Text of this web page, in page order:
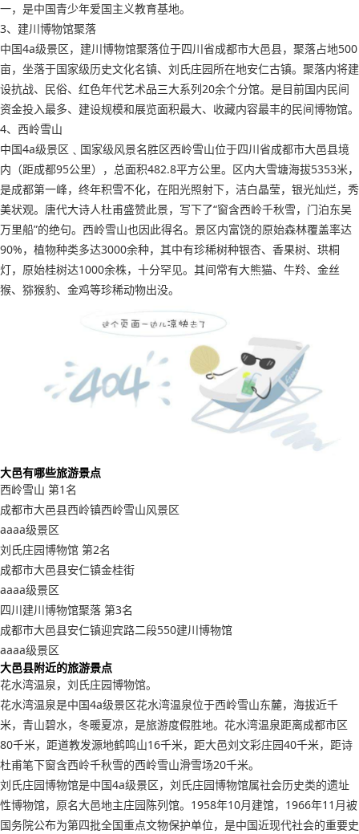
一，是中国青少年爱国主义教育基地。
3、建川博物馆聚落
中国4a级景区，建川博物馆聚落位于四川省成都市大邑县，聚落占地500
亩，坐落于国家级历史文化名镇、刘氏庄园所在地安仁古镇。聚落内将建
设抗战、民俗、红色年代艺术品三大系列20余个分馆。是目前国内民间
资金投入最多、建设规模和展览面积最大、收藏内容最丰的民间博物馆。
4、西岭雪山
中国4a级景区﹑国家级风景名胜区西岭雪山位于四川省成都市大邑县境
内（距成都95公里），总面积482.8平方公里。区内大雪塘海拔5353米，
是成都第一峰，终年积雪不化，在阳光照射下，洁白晶莹，银光灿烂，秀
美状观。唐代大诗人杜甫盛赞此景，写下了“窗含西岭千秋雪，门泊东吴
万里船”的绝句。西岭雪山也因此得名。景区内富饶的原始森林覆盖率达
90%，植物种类多达3000余种，其中有珍稀树种银杏、香果树、珙桐
灯，原始桂树达1000余株，十分罕见。其间常有大熊猫、牛羚、金丝
猴、猕猴豹、金鸡等珍稀动物出没。
大邑有哪些旅游景点
西岭雪山 第1名
成都市大邑县西岭镇西岭雪山风景区
aaaa级景区
刘氏庄园博物馆 第2名
成都市大邑县安仁镇金桂街
aaaa级景区
四川建川博物馆聚落 第3名
成都市大邑县安仁镇迎宾路二段550建川博物馆
aaaa级景区
大邑县附近的旅游景点
花水湾温泉，刘氏庄园博物馆。
花水湾温泉是中国4a级景区花水湾温泉位于西岭雪山东麓，海拔近千
米，青山碧水，冬暖夏凉，是旅游度假胜地。花水湾温泉距离成都市区
80千米，距道教发源地鹤鸣山16千米，距大邑刘文彩庄园40千米，距诗
杜甫笔下窗含西岭千秋雪的西岭雪山滑雪场20千米。
刘氏庄园博物馆是中国4a级景区，刘氏庄园博物馆属社会历史类的遗址
性博物馆，原名大邑地主庄园陈列馆。1958年10月建馆，1966年11月被
国务院公布为第四批全国重点文物保护单位，是中国近现代社会的重要史